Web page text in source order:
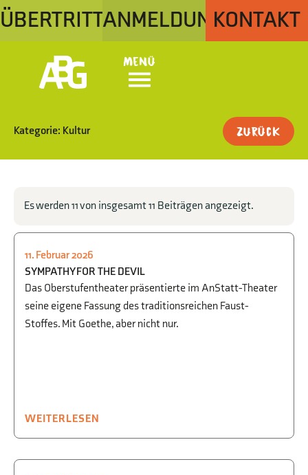
ÜBERTRITTANMELDUNGKONTAKT
Menü
Kategorie: Kultur Zurück
Es werden 11 von insgesamt 11 Beiträgen angezeigt.
KULTUR,THEATER
11. Februar 2026
SYMPATHY FOR THE DEVIL
Das Oberstufentheater präsentierte im AnStatt-Theater
seine eigene Fassung des traditionsreichen Faust-
Stoffes. Mit Goethe, aber nicht nur.
WEITERLESEN